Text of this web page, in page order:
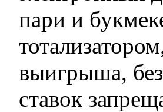
пари и
выигрыша,
ставок